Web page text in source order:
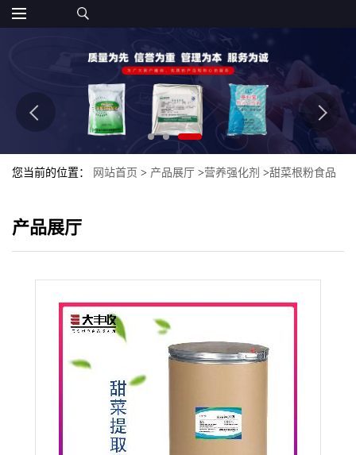
您当前的位置： 网站首页 > 产品展厅 >营养强化剂 >甜菜根粉食品
产品展厅